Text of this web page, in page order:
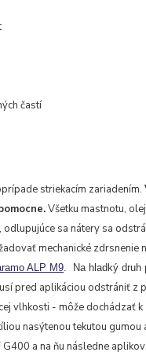
častí
striekacím zariadením.
Všetku mastnotu,
sa nátery sa
mechanické zdrsnenie
ALP M9.
Na hladký
pred aplikáciou odstrániť z
vlhkosti - môže dochádzať
nasýtenou tekutou
a na ňu následne